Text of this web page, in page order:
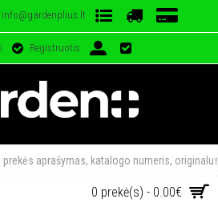
info@gardenplius.lt
Registruotis
0 prekė(s) - 0.00€